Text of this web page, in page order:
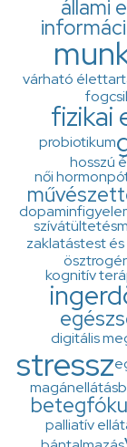
állami
várható
fizikai
probiotikum
hosszú
női
dopamin
szívátültetés
zaklatástest
kognitív
digitális
stressz
magánellátás
palliatív